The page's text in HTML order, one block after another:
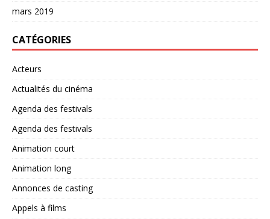
mars 2019
CATÉGORIES
Acteurs
Actualités du cinéma
Agenda des festivals
Agenda des festivals
Animation court
Animation long
Annonces de casting
Appels à films